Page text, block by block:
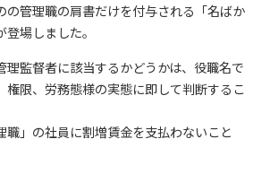
の管理職の肩書だけを付与される「名ばか
場しました。
理監督者に該当するかどうかは、役職名で
権限、労務態様の実態に即して判断するこ
職」の社員に割増賃金を支払わないこと